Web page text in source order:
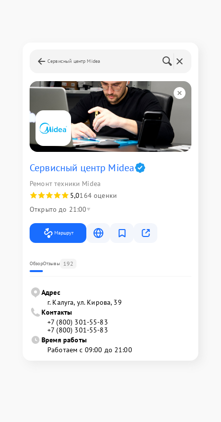
Сервисный центр Midea
Сервисный центр Midea
Ремонт техники Midea
5,0164 оценки
Открыто до 21:00
Маршрут
ОбзорОтзывы 192
Адрес
г. Калуга, ул. Кирова, 39
Контакты
+7 (800) 301-55-83
+7 (800) 301-55-83
Время работы
Работаем с 09:00 до 21:00